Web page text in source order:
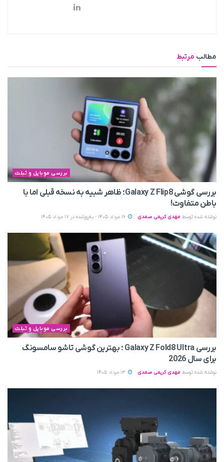
مطالبمرتبط
بررسی موبایل و تبلت
بررسی گوشی Galaxy Z Flip8؛ ظاهر شبیه به نسخه قبلی اما با
باطن متفاوت!
نوشته شده توسط مهدی کریمی صمدی 16 مرداد 1405 - به‌روزشده در 17 مرداد 1405
بررسی موبایل و تبلت
بررسی Galaxy Z Fold8 Ultra ؛ بهترین گوشی تاشو سامسونگ
برای سال 2026
نوشته شده توسط مهدی کریمی صمدی 13 مرداد 1405